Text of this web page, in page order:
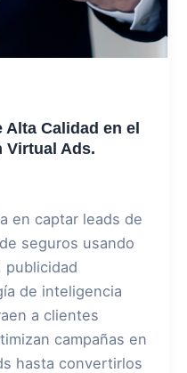
Alta Calidad en el
Virtual Ads.
en captar leads de
seguros usando
publicidad
de inteligencia
a clientes
campañas en
hasta convertirlos